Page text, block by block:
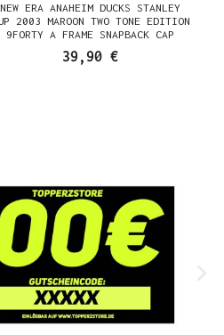
NEW ERA ANAHEIM DUCKS STANLEY
2003 MAROON TWO TONE EDITION
9FORTY A FRAME SNAPBACK CAP
39,90 €